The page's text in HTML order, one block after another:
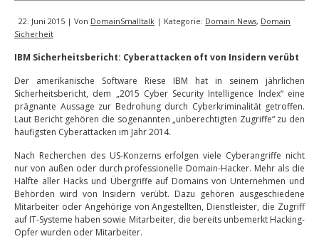
22. Juni 2015 | Von DomainSmalltalk | Kategorie: Domain News, Domain
Sicherheit
IBM Sicherheitsbericht: Cyberattacken oft von Insidern verübt
Der amerikanische Software Riese IBM hat in seinem jährlichen
Sicherheitsbericht, dem „2015 Cyber Security Intelligence Index“ eine
prägnante Aussage zur Bedrohung durch Cyberkriminalität getroffen.
Laut Bericht gehören die sogenannten „unberechtigten Zugriffe“ zu den
häufigsten Cyberattacken im Jahr 2014.
Nach Recherchen des US-Konzerns erfolgen viele Cyberangriffe nicht
nur von außen oder durch professionelle Domain-Hacker. Mehr als die
Hälfte aller Hacks und Übergriffe auf Domains von Unternehmen und
Behörden wird von Insidern verübt. Dazu gehören ausgeschiedene
Mitarbeiter oder Angehörige von Angestellten, Dienstleister, die Zugriff
auf IT-Systeme haben sowie Mitarbeiter, die bereits unbemerkt Hacking-
Opfer wurden oder Mitarbeiter.